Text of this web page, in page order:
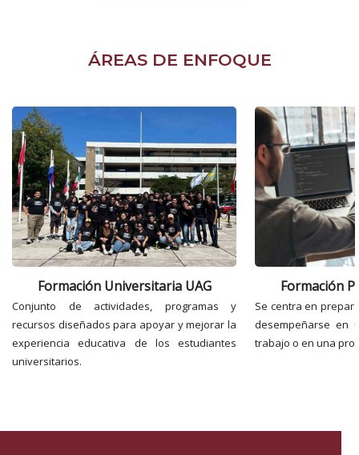
ÁREAS DE ENFOQUE
Formación Universitaria UAG
Conjunto de actividades, programas y
recursos diseñados para apoyar y mejorar la
experiencia educativa de los estudiantes
universitarios.
Formación
Se centra en
desempeñarse en
trabajo o en una